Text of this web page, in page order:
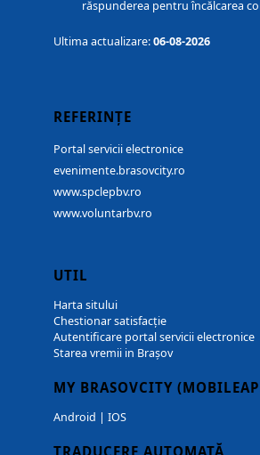
răspunderea pentru încălcarea
Ultima actualizare:06-08-2026
REFERINȚE
Portal servicii electronice
evenimente.brasovcity.ro
www.spclepbv.ro
www.voluntarbv.ro
UTIL
Harta sitului
Chestionar satisfacție
Autentificare portal servicii electronice
Starea vremii in Brașov
MY BRASOVCITY
Android | IOS
TRADUCERE AUTOMATĂ